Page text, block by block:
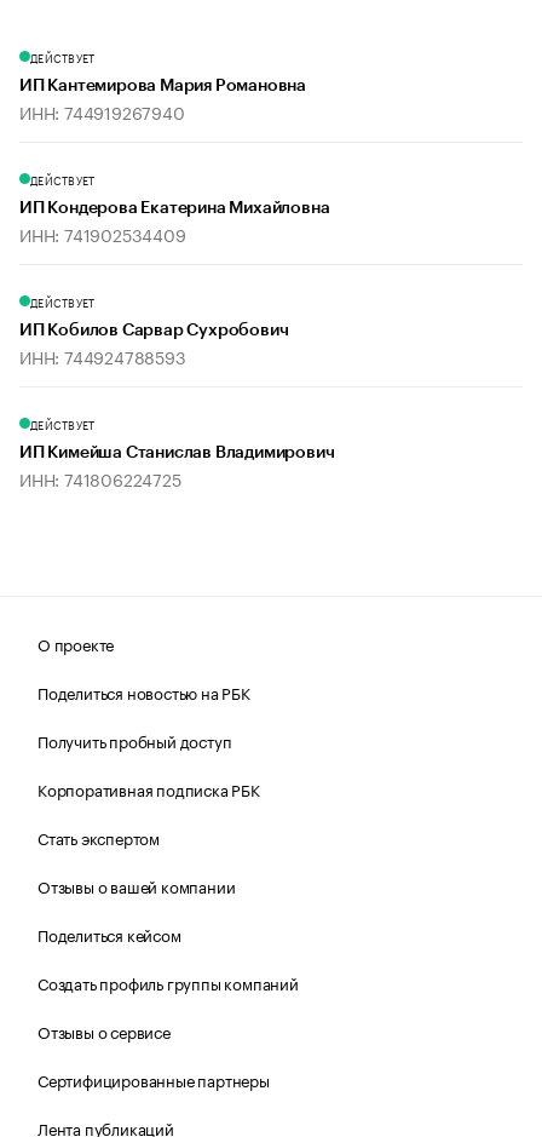
ДЕЙСТВУЕТ
ИП Кантемирова Мария Романовна
ИНН: 744919267940
ДЕЙСТВУЕТ
ИП Кондерова Екатерина Михайловна
ИНН: 741902534409
ДЕЙСТВУЕТ
ИП Кобилов Сарвар Сухробович
ИНН: 744924788593
ДЕЙСТВУЕТ
ИП Кимейша Станислав Владимирович
ИНН: 741806224725
О проекте
Поделиться новостью на РБК
Получить пробный доступ
Корпоративная подписка РБК
Стать экспертом
Отзывы о вашей компании
Поделиться кейсом
Создать профиль группы компаний
Отзывы о сервисе
Сертифицированные партнеры
Лента публикаций